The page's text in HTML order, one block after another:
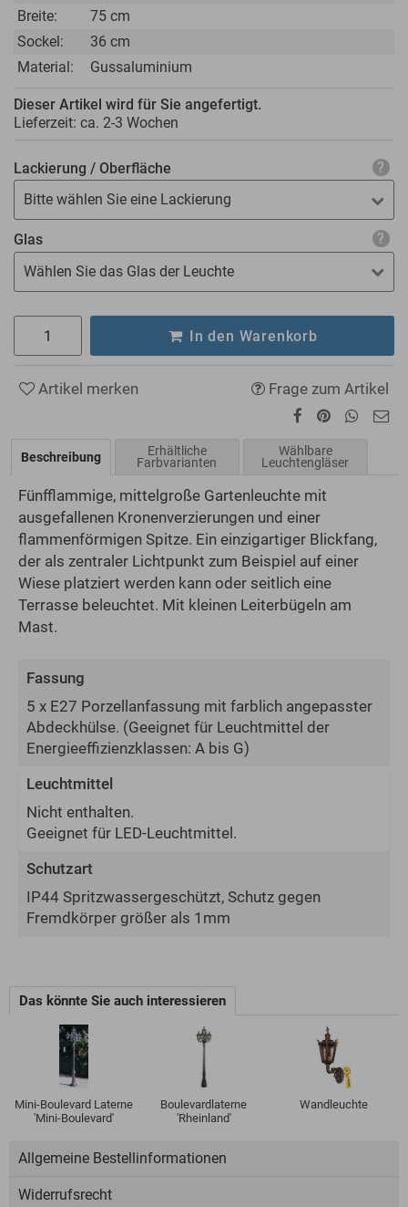
Breite:
75 cm
Sockel:
36 cm
Material:
Gussaluminium
Dieser Artikel wird für Sie angefertigt.
Lieferzeit: ca. 2-3 Wochen
Lackierung / Oberfläche
Bitte wählen Sie eine Lackierung
Glas
Wählen Sie das Glas der Leuchte
In den Warenkorb
Artikel merken Frage zum Artikel
Beschreibung
Erhältliche
Farbvarianten
Wählbare
Leuchtengläser
Fünfflammige, mittelgroße Gartenleuchte mit
ausgefallenen Kronenverzierungen und einer
flammenförmigen Spitze. Ein einzigartiger Blickfang,
der als zentraler Lichtpunkt zum Beispiel auf einer
Wiese platziert werden kann oder seitlich eine
Terrasse beleuchtet. Mit kleinen Leiterbügeln am
Mast.
Fassung
5 x E27 Porzellanfassung mit farblich angepasster
Abdeckhülse. (Geeignet für Leuchtmittel der
Energie­effizienz­klassen: A bis G)
Leuchtmittel
Nicht enthalten.
Geeignet für LED-Leuchtmittel.
Schutzart
IP44 Spritzwassergeschützt, Schutz gegen
Fremdkörper größer als 1mm
Das könnte Sie auch interessieren
Mini-Boulevard Laterne
'Mini-Boulevard'
Boulevardlaterne
'Rheinland'
Wandleuchte
Allgemeine Bestellinformationen
Widerrufsrecht